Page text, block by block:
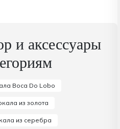
и аксессуары
Boca Do Lobo
из золота
из серебра